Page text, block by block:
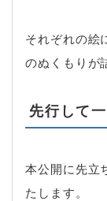
それぞれの絵
のぬくもりが
先行して
本公開に先立
たします。